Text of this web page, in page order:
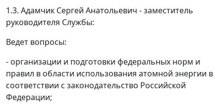
1.3. Адамчик Сергей Анатольевич - заместитель
руководителя Службы:
Ведет вопросы:
- организации и подготовки федеральных норм и
правил в области использования атомной энергии в
соответствии с законодательство Российской
Федерации;